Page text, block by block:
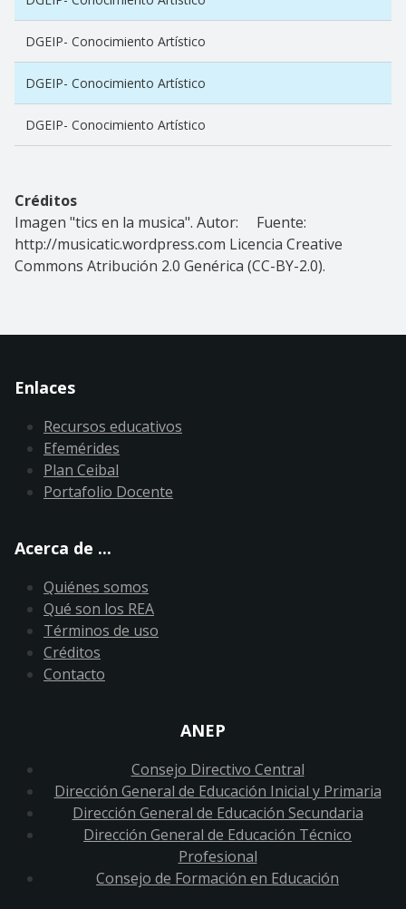
DGEIP- Conocimiento Artístico
DGEIP- Conocimiento Artístico
DGEIP- Conocimiento Artístico
Créditos
Imagen "tics en la musica". Autor: Fuente:
http://musicatic.wordpress.com Licencia Creative
Commons Atribución 2.0 Genérica (CC-BY-2.0).
Enlaces
Recursos educativos
Efemérides
Plan Ceibal
Portafolio Docente
Acerca de ...
Quiénes somos
Qué son los REA
Términos de uso
Créditos
Contacto
ANEP
Consejo Directivo Central
Dirección General de Educación Inicial y Primaria
Dirección General de Educación Secundaria
Dirección General de Educación Técnico
Profesional
Consejo de Formación en Educación